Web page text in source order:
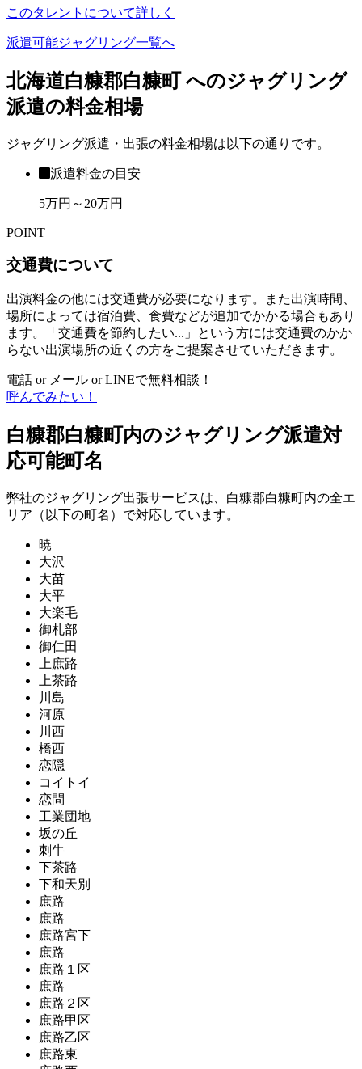
このタレントについて詳しく
派遣可能ジャグリング一覧へ
北海道白糠郡白糠町 へのジャグリング
派遣の料金相場
ジャグリング派遣・出張の料金相場は以下の通りです。
派遣料金の目安
5万円～20万円
POINT
交通費について
出演料金の他には交通費が必要になります。また出演時間、
場所によっては宿泊費、食費などが追加でかかる場合もあり
ます。「交通費を節約したい...」という方には交通費のかか
らない出演場所の近くの方をご提案させていただきます。
電話 or メール or LINEで無料相談！
呼んでみたい！
白糠郡白糠町内のジャグリング派遣対
応可能町名
弊社のジャグリング出張サービスは、白糠郡白糠町内の全エ
リア（以下の町名）で対応しています。
暁
大沢
大苗
大平
大楽毛
御札部
御仁田
上庶路
上茶路
川島
河原
川西
橋西
恋隠
コイトイ
恋問
工業団地
坂の丘
刺牛
下茶路
下和天別
庶路
庶路
庶路宮下
庶路
庶路１区
庶路
庶路２区
庶路甲区
庶路乙区
庶路東